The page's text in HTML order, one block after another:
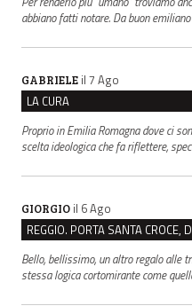
abbiano fatti notare. Da buon
GABRIELE il 7 Ago
LA CURA
Proprio in Emilia Romagna dove ci
scelta ideologica che fa riflettere,
GIORGIO il 6 Ago
Bello, bellissimo, un altro regalo alle
stessa logica cortomirante come